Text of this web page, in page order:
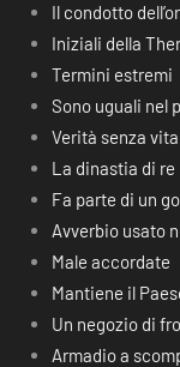
Il condotto
Iniziali della
Termini estremi
Sono uguali nel
Verità senza vita
La dinastia di re
Fa parte di un
Avverbio usato
Male accordate
Mantiene il
Un negozio di
Armadio a